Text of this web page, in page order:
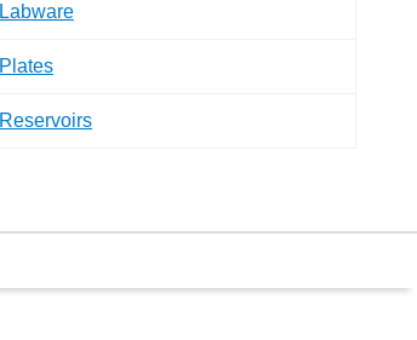
Labware
Plates
Reservoirs